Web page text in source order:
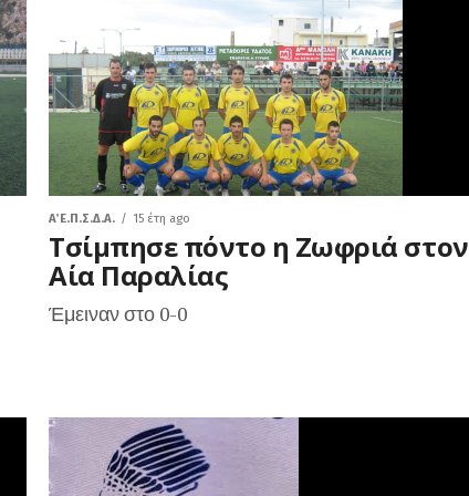
Α΄ Ε.Π.Σ.Δ.Α. 15 έτη ago
Τσίμπησε πόντο η Ζωφριά στον
Αία Παραλίας
Έμειναν στο 0-0